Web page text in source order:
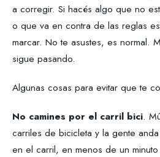
a corregir. Si hacés algo que no
o que va en contra de las reglas
marcar. No te asustes, es normal.
sigue pasando.
Algunas cosas para evitar que te
No camines por el carril bici.
carriles de bicicleta y la gente
en el carril, en menos de un